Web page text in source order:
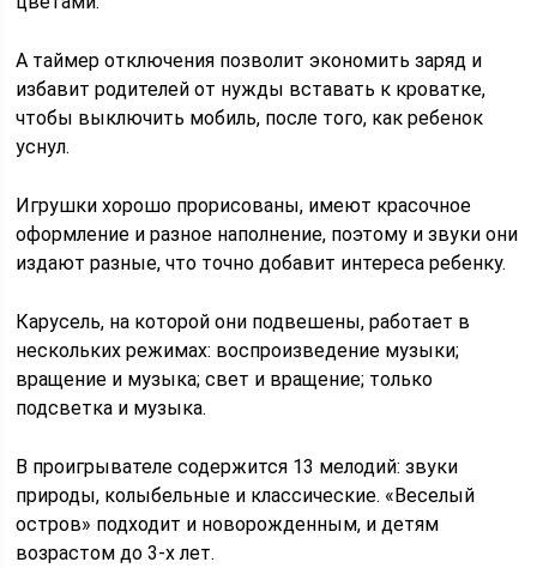
А таймер отключения позволит экономить заряд и
избавит родителей от нужды вставать к кроватке,
чтобы выключить мобиль, после того, как ребенок
уснул.
Игрушки хорошо прорисованы, имеют красочное
оформление и разное наполнение, поэтому и звуки они
издают разные, что точно добавит интереса ребенку.
Карусель, на которой они подвешены, работает в
нескольких режимах: воспроизведение музыки;
вращение и музыка; свет и вращение; только
подсветка и музыка.
В проигрывателе содержится 13 мелодий: звуки
природы, колыбельные и классические. «Веселый
остров» подходит и новорожденным, и детям
возрастом до 3-х лет.